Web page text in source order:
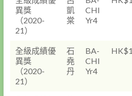
異獎
（2020-
21）
凱
棠
CHI
Yr4
全級成績優
異獎
（2020-
21）
石
堯
丹
BA-
CHI
Yr4